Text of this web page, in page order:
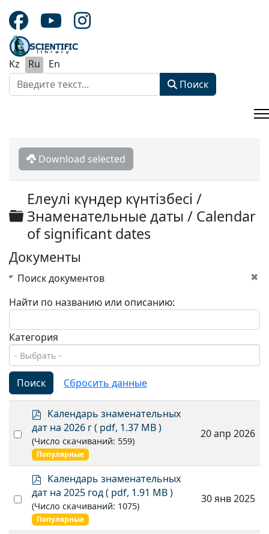
Kz Ru
En
Поиск
Поиск
Download selected
Директория
Елеулі күндер күнтізбесі /
Знаменательные даты / Calendar
of significant dates
Документы
Поиск документов
Найти по названию или описанию:
Категория
Поиск Сбросить данные
Select
item
p
d
f
Календарь знаменательных
дат на 2026 г( pdf, 1.37 MB )
(Число скачиваний: 559)
Популярные
20 апр 2026
Select
item
p
d
f
Календарь знаменательных
дат на 2025 год( pdf, 1.91 MB )
(Число скачиваний: 1075)
Популярные
30 янв 2025